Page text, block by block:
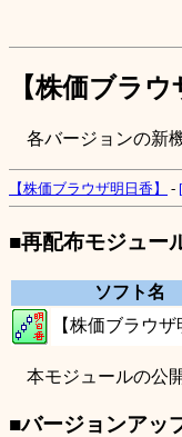
【株価ブラ
各バージョンの新
【株価ブラウザ明日香】 -
■再配布モジュー
ソフト名
【株価ブラウザ
本モジュールの公
■バージョンアッ